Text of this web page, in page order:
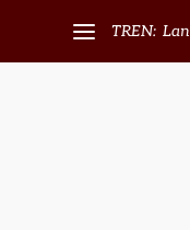
TREN: